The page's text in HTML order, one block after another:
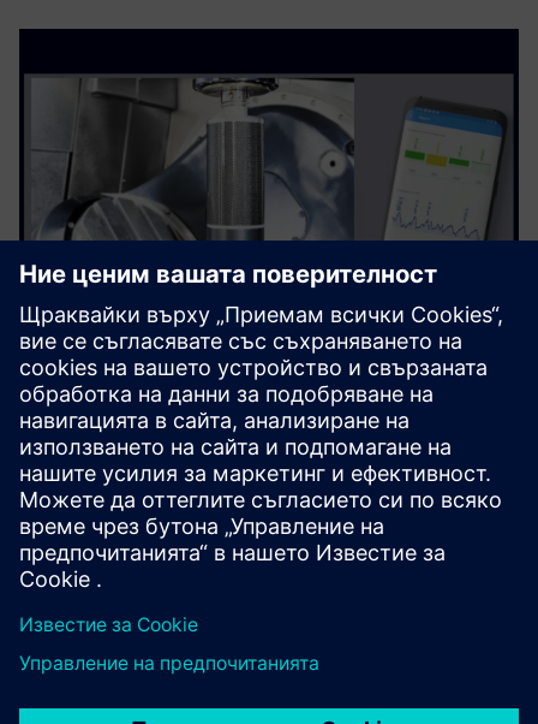
5X-Analyzer / 5 axis-accuracy
The sensor system for automatic measurement and
compensation of your 5-axis-machine geometry.
Научете повече